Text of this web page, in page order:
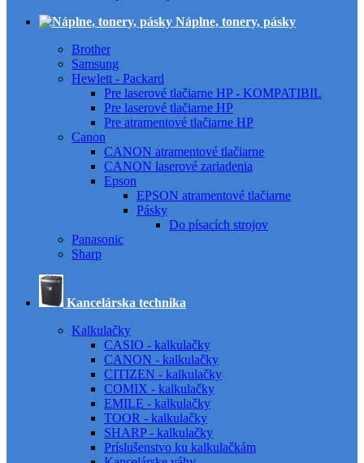
Náplne, tonery, pásky
Brother
Samsung
Hewlett - Packard
Pre laserové tlačiarne HP - KOMPATIBIL
Pre laserové tlačiarne HP
Pre atramentové tlačiarne HP
Canon
CANON atramentové tlačiarne
CANON laserové zariadenia
Epson
EPSON atramentové tlačiarne
Pásky
Do písacích strojov
Panasonic
Sharp
Kancelárska technika
Kalkulačky
CASIO - kalkulačky
CANON - kalkulačky
CITIZEN - kalkulačky
COMIX - kalkulačky
EMILE - kalkulačky
TOOR - kalkulačky
SHARP - kalkulačky
Príslušenstvo ku kalkulačkám